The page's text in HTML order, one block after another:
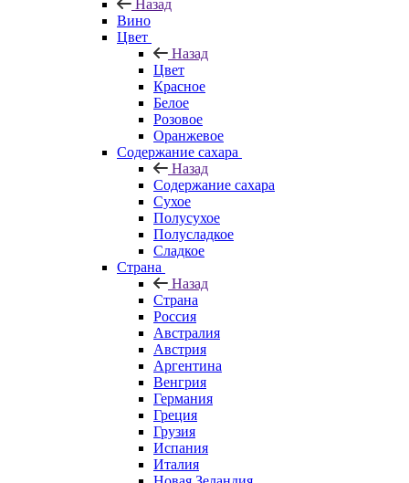
Назад
Вино
Цвет
Назад
Цвет
Красное
Белое
Розовое
Оранжевое
Содержание сахара
Назад
Содержание сахара
Сухое
Полусухое
Полусладкое
Сладкое
Страна
Назад
Страна
Россия
Австралия
Австрия
Аргентина
Венгрия
Германия
Греция
Грузия
Испания
Италия